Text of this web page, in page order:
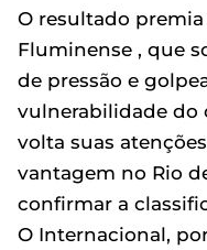
O resultado
Fluminense , que
de pressão e
vulnerabilidade do
volta suas
vantagem no Rio
confirmar a
O Internacional,